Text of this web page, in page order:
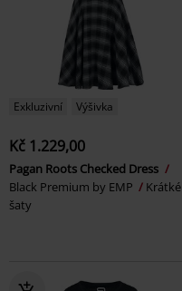
Exkluzivní Výšivka
Kč 1.229,00
Pagan Roots Checked Dress
Black Premium by EMP
Krátké
šaty